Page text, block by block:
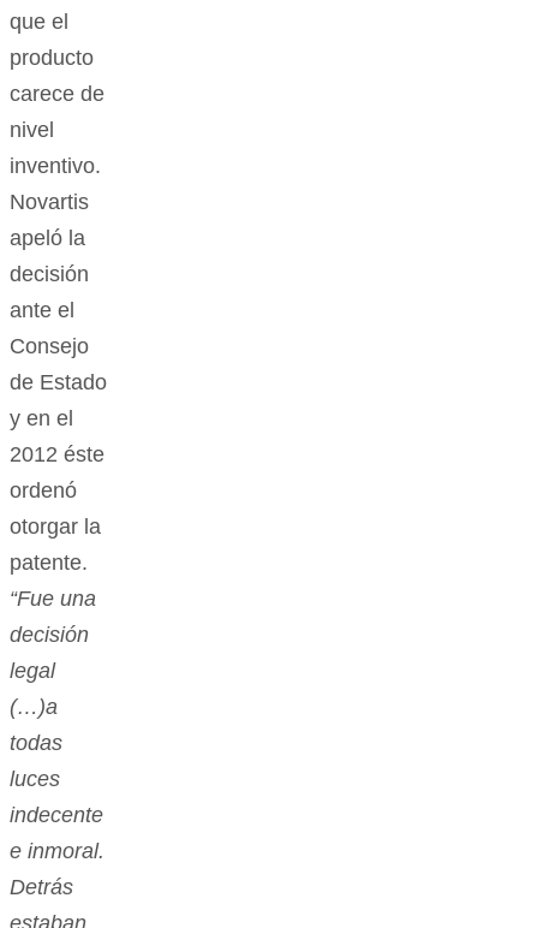
que el
producto
carece de
nivel
inventivo.
Novartis
apeló la
decisión
ante el
Consejo
de Estado
y en el
2012 éste
ordenó
otorgar la
patente.
“Fue una
decisión
legal
(…)a
todas
luces
indecente
e inmoral.
Detrás